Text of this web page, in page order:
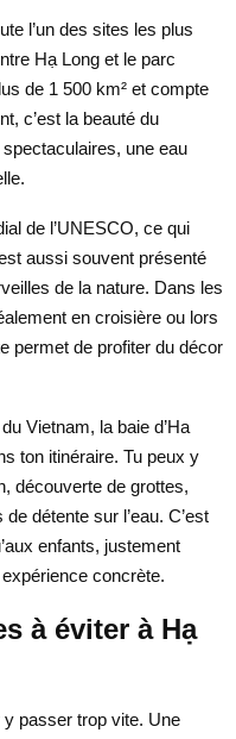
l’un des sites les plus
Hạ Long et le parc
de 1 500 km² et compte
c’est la beauté du
une eau
de l’UNESCO, ce qui
aussi souvent présenté
de la nature. Dans les
en croisière ou lors
permet de profiter du décor
Vietnam, la baie d’Ha
ton itinéraire. Tu peux y
découverte de grottes,
détente sur l’eau. C’est
enfants, justement
concrète.
à éviter à Hạ
passer trop vite. Une